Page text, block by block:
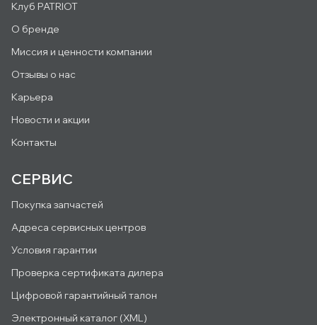
Клуб PATRIOT
О бренде
Миссия и ценности компании
Отзывы о нас
Карьера
Новости и акции
Контакты
СЕРВИС
Покупка запчастей
Адреса сервисных центров
Условия гарантии
Проверка сертификата дилера
Цифровой гарантийный талон
Электронный каталог (XML)